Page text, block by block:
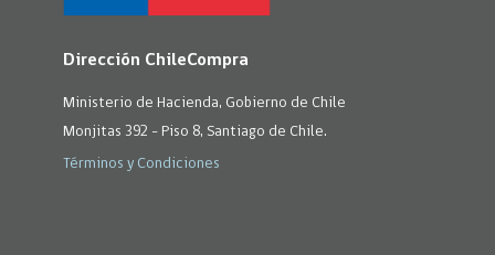
Dirección ChileCompra
Ministerio de Hacienda, Gobierno de Chile
Monjitas 392 - Piso 8, Santiago de Chile.
Términos y Condiciones